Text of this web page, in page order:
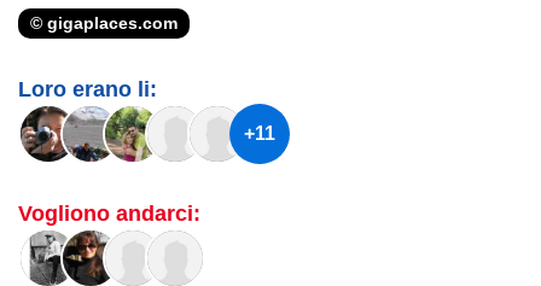
© gigaplaces.com
Loro erano li:
+11
Vogliono andarci: